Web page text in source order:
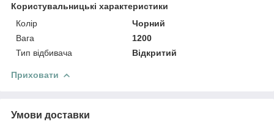
Користувальницькі характеристики
Колір
Чорний
Вага
1200
Тип відбивача
Відкритий
Приховати
Умови доставки